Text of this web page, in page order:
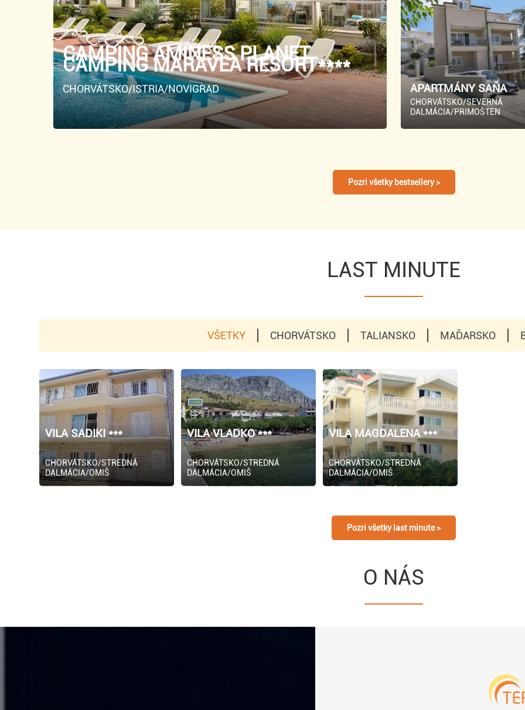
CAMPING AMINESS PLANET
CAMPING MARAVEA RESORT****
CHORVÁTSKO/ISTRIA/NOVIGRAD APARTMÁNY SAŇA
CHORVÁTSKO/SEVERNÁ
DALMÁCIA/PRIMOŠTEN
Pozri všetky bestsellery >
LAST MINUTE
VŠETKY CHORVÁTSKO TALIANSKO MAĎARSKO
VILA SADIKI ***
CHORVÁTSKO/STREDNÁ
DALMÁCIA/OMIŠ
VILA VLADKO ***
CHORVÁTSKO/STREDNÁ
DALMÁCIA/OMIŠ
VILA MAGDALENA ***
CHORVÁTSKO/STREDNÁ
DALMÁCIA/OMIŠ
Pozri všetky last minute >
O NÁS